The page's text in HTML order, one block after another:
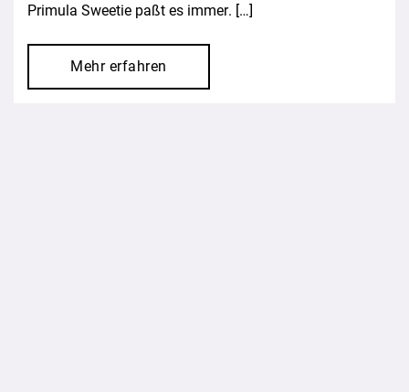
Primula Sweetie paßt es immer. […]
Mehr erfahren